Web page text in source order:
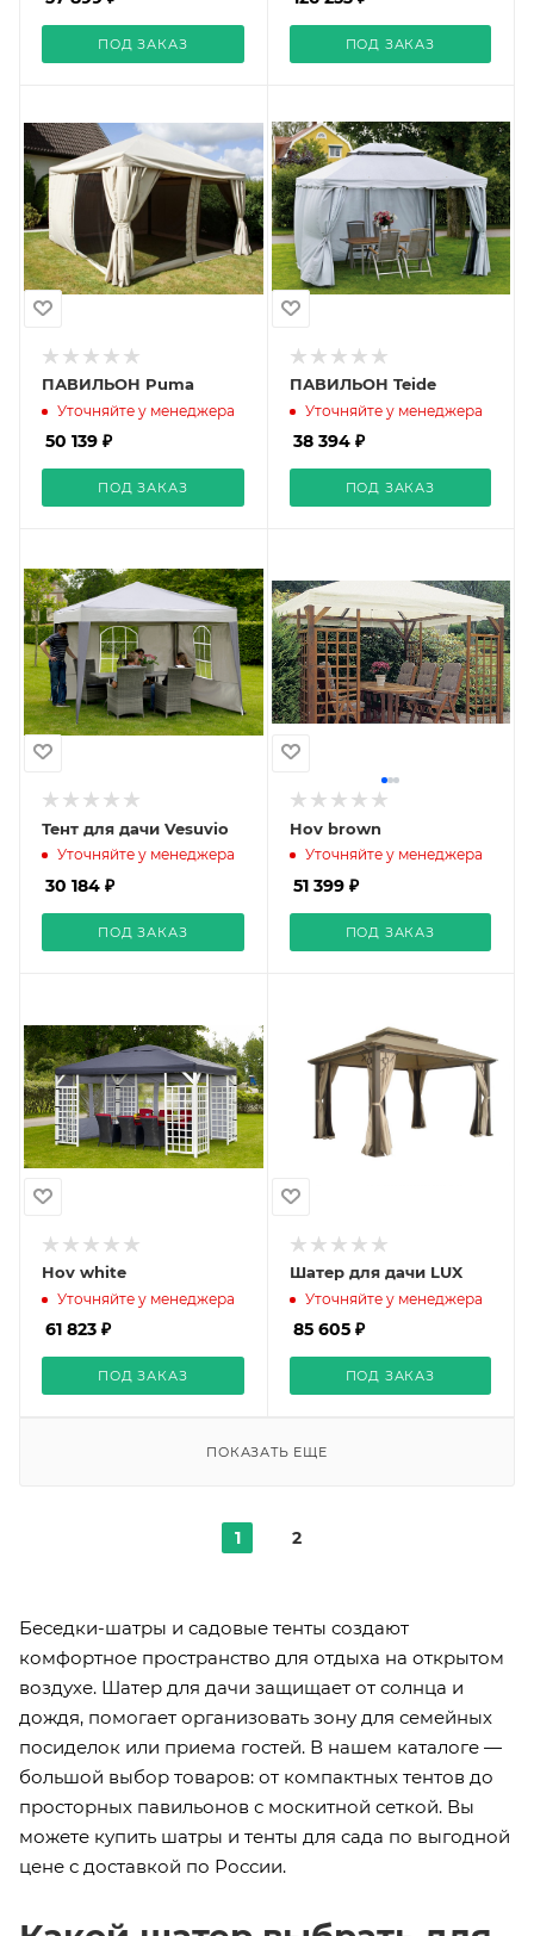
ПОД ЗАКАЗ ПОД ЗАКАЗ
ПАВИЛЬОН Puma
Уточняйте у менеджера
50 139 ₽
ПОД ЗАКАЗ
ПАВИЛЬОН Teide
Уточняйте у менеджера
38 394 ₽
ПОД ЗАКАЗ
Тент для дачи Vesuvio
Уточняйте у менеджера
30 184 ₽
ПОД ЗАКАЗ
Hov brown
Уточняйте у менеджера
51 399 ₽
ПОД ЗАКАЗ
Hov white
Уточняйте у менеджера
61 823 ₽
ПОД ЗАКАЗ
Шатер для дачи LUX
Уточняйте у менеджера
85 605 ₽
ПОД ЗАКАЗ
ПОКАЗАТЬ ЕЩЕ
1 2
Беседки-шатры и садовые тенты создают
комфортное пространство для отдыха на открытом
воздухе. Шатер для дачи защищает от солнца и
дождя, помогает организовать зону для семейных
посиделок или приема гостей. В нашем каталоге —
большой выбор товаров: от компактных тентов до
просторных павильонов с москитной сеткой. Вы
можете купить шатры и тенты для сада по выгодной
цене с доставкой по России.